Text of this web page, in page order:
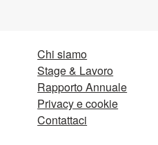
Chi siamo
Stage & Lavoro
Rapporto Annuale
Privacy e cookie
Contattaci